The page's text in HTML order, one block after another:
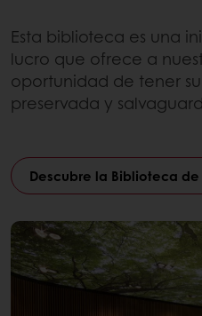
Esta biblioteca es una
lucro que ofrece a
oportunidad de tener
preservada y
Descubre la Biblioteca